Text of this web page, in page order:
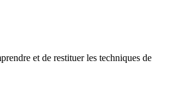
et de restituer les techniques de